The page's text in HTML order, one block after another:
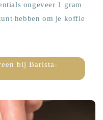
ongeveer 1 gram
hebben om je koffie
bij Barista-